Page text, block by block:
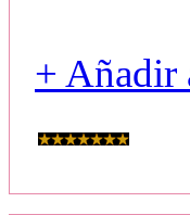
+ Añadir